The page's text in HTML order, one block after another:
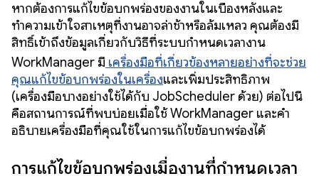
หากต้องการแก้ไขข้อบกพร่องของงานในเบื้องหลังและ
ทำความเข้าใจสาเหตุที่งานอาจล่าช้าหรือล้มเหลว คุณต้องมี
สิทธิ์เข้าถึงข้อมูลเกี่ยวกับวิธีที่ระบบกำหนดเวลางาน
WorkManager มี เครื่องมือที่เกี่ยวข้องหลายอย่างที่จะช่วย
คุณแก้ไขข้อบกพร่องในเครื่องและเพิ่มประสิทธิภาพ
(เครื่องมือบางอย่างใช้ได้กับ JobScheduler ด้วย) ต่อไปนี้
คือสถานการณ์ที่พบบ่อยเมื่อใช้ WorkManager และคำ
อธิบายเครื่องมือที่คุณใช้ในการแก้ไขข้อบกพร่องได้
การแก้ไขข้อบกพร่องเมื่องานที่กำหนดเวลา